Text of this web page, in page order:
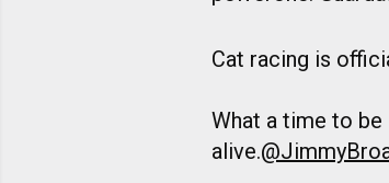
Cat racing is
What a time to be
alive.